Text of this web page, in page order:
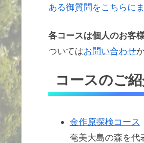
ある御質問をこちらに
各コースは個人のお客
ついてはお問い合わせ
コースのご
金作原探検コース
奄美大島の森を代